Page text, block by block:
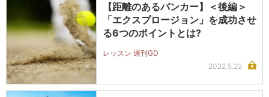
【距離のあるバンカー】＜後編＞
「エクスプロージョン」を成功させ
る6つのポイントとは?
レッスン 週刊GD
2022.5.22